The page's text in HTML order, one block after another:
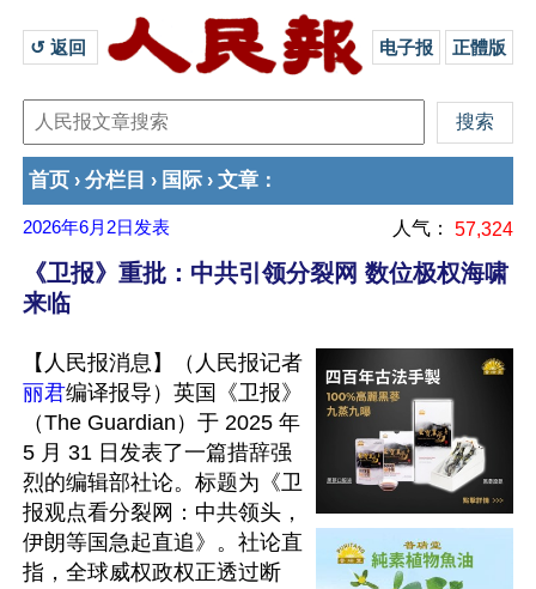
↺ 返回 电子报 正體版
首页 › 分栏目 › 国际 › 文章 ：
2026年6月2日 发表 人气： 57,324
《卫报》重批：中共引领分裂网 数位极权海啸
来临
【人民报消息】（人民报记者
丽君编译报导）英国《卫报》
（The Guardian）于 2025 年
5 月 31 日发表了一篇措辞强
烈的编辑部社论。标题为《卫
报观点看分裂网：中共领头，
伊朗等国急起直追》。社论直
指，全球威权政权正透过断